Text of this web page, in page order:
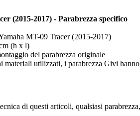
(2015-2017) - Parabrezza specifico
MT-09 Tracer (2015-2017)
(h x l)
del parabrezza originale
materiali utilizzati, i parabrezza Givi
di questi articoli, qualsiasi